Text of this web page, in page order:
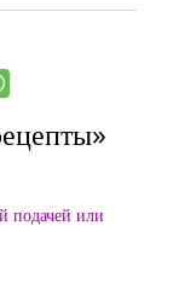
подачей или